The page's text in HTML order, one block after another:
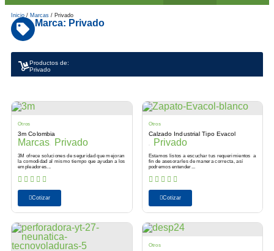
Inicio / Marcas / Privado
Marca: Privado
Productos de:
Privado
Otros
3m Colombia
Marcas Privado
3M ofrece soluciones de seguridad que mejoran
la comodidad al mismo tiempo que ayudan a los
empleadores...
Cotizar
Otros
Calzado Industrial Tipo Evacol
Privado
Estamos listos a escuchar tus requerimientos a
fin de asesorarles de manera correcta, así
podremos entender...
Cotizar
Otros